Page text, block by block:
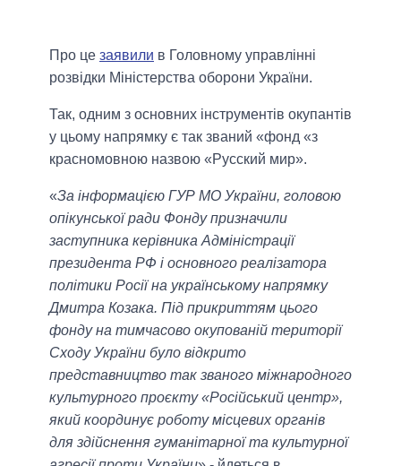
Про це заявили в Головному управлінні
розвідки Міністерства оборони України.
Так, одним з основних інструментів окупантів
у цьому напрямку є так званий «фонд «з
красномовною назвою «Русский мир».
«За інформацією ГУР МО України, головою
опікунської ради Фонду призначили
заступника керівника Адміністрації
президента РФ і основного реалізатора
політики Росії на українському напрямку
Дмитра Козака. Під прикриттям цього
фонду на тимчасово окупованій території
Сходу України було відкрито
представництво так званого міжнародного
культурного проєкту «Російський центр»,
який координує роботу місцевих органів
для здійснення гуманітарної та культурної